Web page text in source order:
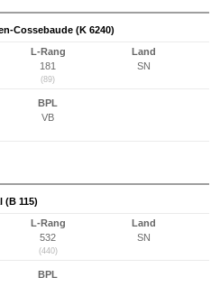
Cossebaude (K 6240)
L-Rang
181
(89)
Land
SN
BPL
VB
(B 115)
L-Rang
532
(440)
Land
SN
BPL